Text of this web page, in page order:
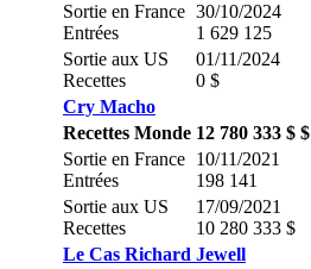
Sortie en France
Entrées
30/10/2024
1 629 125
Sortie aux US
Recettes
01/11/2024
0 $
Cry Macho
Recettes Monde 12 780 333 $ $
Sortie en France
Entrées
10/11/2021
198 141
Sortie aux US
Recettes
17/09/2021
10 280 333 $
Le Cas Richard Jewell